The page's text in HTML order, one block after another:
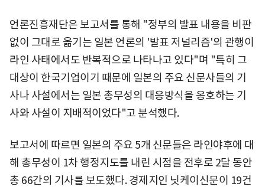
언론진흥재단은 보고서를 통해 "정부의 발표 내용을 비판
없이 그대로 옮기는 일본 언론의 '발표 저널리즘'의 관행이
라인 사태에서도 반복적으로 나타나고 있다"며 "특히 그
대상이 한국기업이기 때문에 일본의 주요 신문사들의 기
사나 사설에서는 일본 총무성의 대응방식을 옹호하는 기
사와 사설이 지배적이었다"고 분석했다.
보고서에 따르면 일본의 주요 5개 신문들은 라인야후에 대
해 총무성이 1차 행정지도를 내린 시점을 전후로 2달 동안
총 66간의 기사를 보도했다. 경제지인 닛케이신문이 19건